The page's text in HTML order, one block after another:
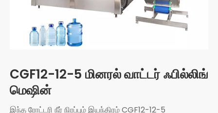
CGF12-12-5 மினரல் வாட்டர் ஃபில்லிங்
மெஷின்
இந்த ரோட்டரி நீர் நிரப்பும் இயந்திரம் CGF12-12-5